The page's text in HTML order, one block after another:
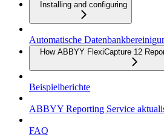
Installing and configuring
Automatische
How ABBYY FlexiCapture 12
Beispielberichte
ABBYY Reporting Service
FAQ